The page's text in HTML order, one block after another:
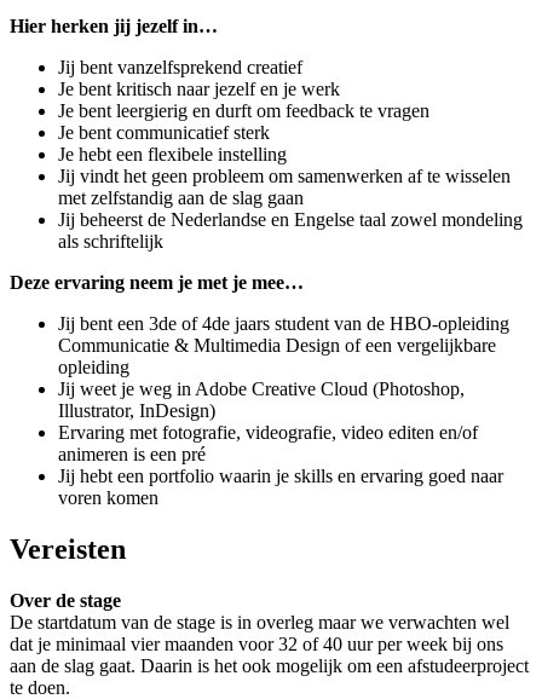
Hier herken jij jezelf in…
Jij bent vanzelfsprekend creatief
Je bent kritisch naar jezelf en je werk
Je bent leergierig en durft om feedback te vragen
Je bent communicatief sterk
Je hebt een flexibele instelling
Jij vindt het geen probleem om samenwerken af te wisselen
met zelfstandig aan de slag gaan
Jij beheerst de Nederlandse en Engelse taal zowel mondeling
als schriftelijk
Deze ervaring neem je met je mee…
Jij bent een 3de of 4de jaars student van de HBO-opleiding
Communicatie & Multimedia Design of een vergelijkbare
opleiding
Jij weet je weg in Adobe Creative Cloud (Photoshop,
Illustrator, InDesign)
Ervaring met fotografie, videografie, video editen en/of
animeren is een pré
Jij hebt een portfolio waarin je skills en ervaring goed naar
voren komen
Vereisten
Over de stage
De startdatum van de stage is in overleg maar we verwachten wel
dat je minimaal vier maanden voor 32 of 40 uur per week bij ons
aan de slag gaat. Daarin is het ook mogelijk om een afstudeerproject
te doen.